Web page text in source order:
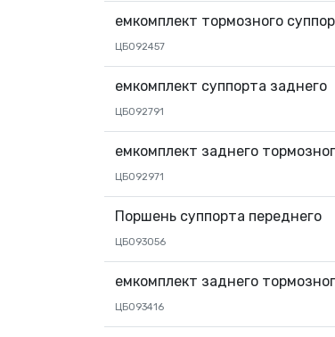
емкомплект тормозного
ЦБ092457
емкомплект суппорта заднего
ЦБ092791
емкомплект заднего
ЦБ092971
Поршень суппорта переднего
ЦБ093056
емкомплект заднего
ЦБ093416